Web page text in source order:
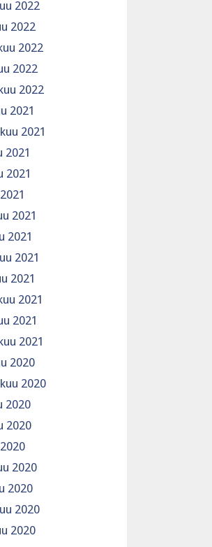
2022
2022
2022
2022
2022
2021
2021
2021
2021
2021
2021
2021
2021
2021
2021
2021
2020
2020
2020
2020
2020
2020
2020
2020